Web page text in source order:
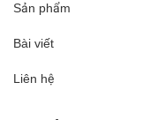
Sản phẩm
Bài viết
Liên hệ